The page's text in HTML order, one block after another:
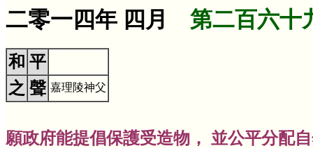
二零一四年 四月 第二百六十
和 平
之 聲 嘉理陵神父
願政府能提倡保護受造物， 並公平分配